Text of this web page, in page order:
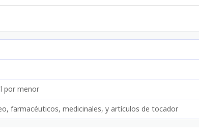
por menor
farmacéuticos, medicinales, y artículos de tocador